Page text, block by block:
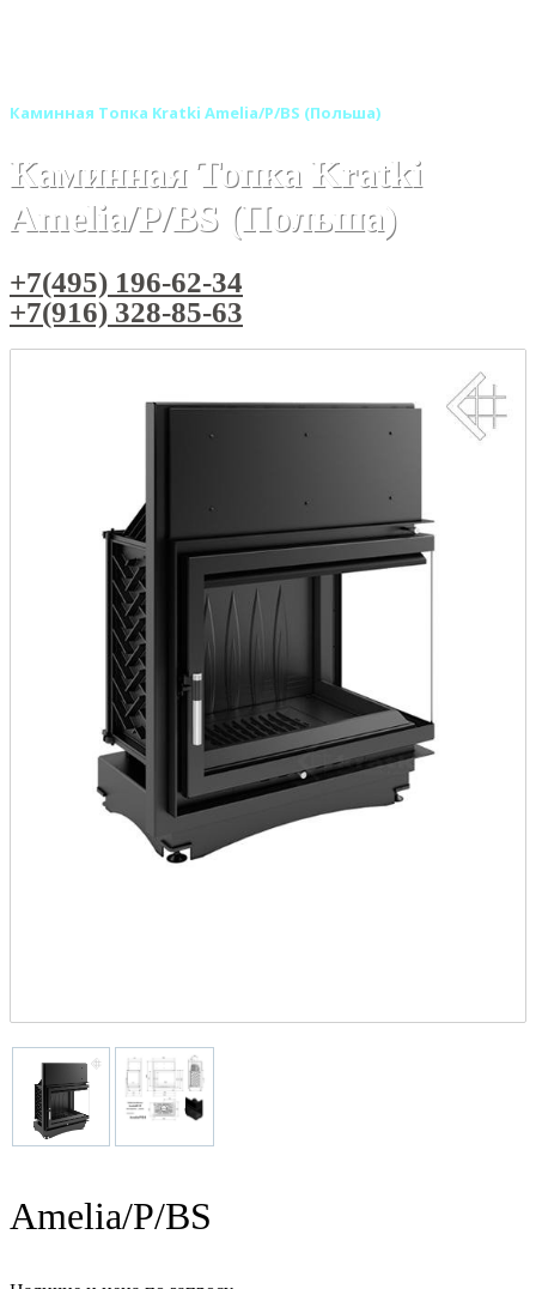
Каминная Топка Kratki Amelia/P/BS (Польша)
Каминная Топка Kratki
Amelia/P/BS (Польша)
+7(495) 196-62-34
+7(916) 328-85-63
Amelia/P/BS